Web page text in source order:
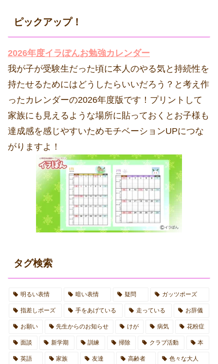
ピックアップ！
2026年度イラぽんお勉強カレンダー
我が子が受験生だった頃に本人のやる気と持続性を
持たせるためにはどうしたらいいだろう？と考え作
ったカレンダーの2026年度版です！プリントして
家族にも見えるような場所に貼っておくとお子様も
達成感を感じやすいためモチベーションUPにつな
がりますよ！
タグ検索
明るい表情 暗い表情 疑問 ガッツポーズ
指差しポーズ 手をあげている 走っている お辞儀
お願い 先生からのお知らせ けが 病気 花粉症
面談 新学期 訓練 掃除 クラブ活動 本
英語 家族 友達 高齢者 色々な大人